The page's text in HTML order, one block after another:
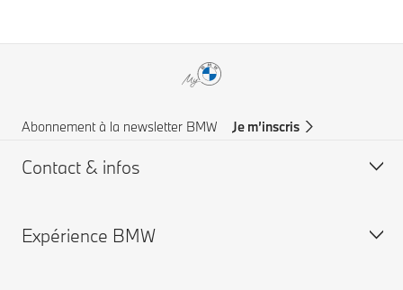
Abonnement à la newsletter BMW Je m’inscris
Contact & infos
Aide & Contact
Expérience BMW